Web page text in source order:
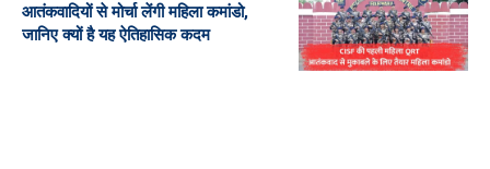
आतंकवादियों से मोर्चा लेंगी महिला कमांडो,
जानिए क्यों है यह ऐतिहासिक कदम